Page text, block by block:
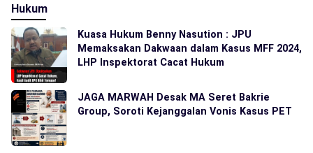
Hukum
Kuasa Hukum Benny Nasution : JPU
Memaksakan Dakwaan dalam Kasus MFF 2024,
LHP Inspektorat Cacat Hukum
JAGA MARWAH Desak MA Seret Bakrie
Group, Soroti Kejanggalan Vonis Kasus PET